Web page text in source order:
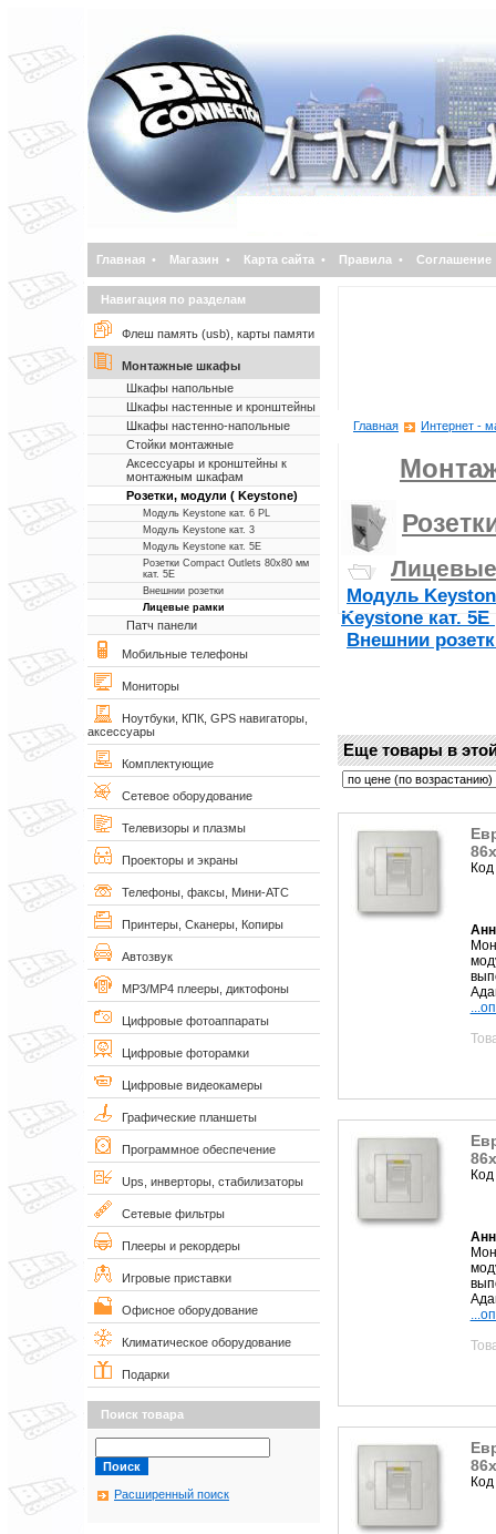
Главная • Магазин • Карта сайта • Правила • Соглашение
Навигация по разделам
Флеш память (usb), карты памяти
Монтажные шкафы
Шкафы напольные
Шкафы настенные и кронштейны
Шкафы настенно-напольные
Стойки монтажные
Аксессуары и кронштейны к
монтажным шкафам
Розетки, модули ( Keystone)
Модуль Keystone кат. 6 PL
Модуль Keystone кат. 3
Модуль Keystone кат. 5Е
Розетки Compact Outlets 80х80 мм
кат. 5Е
Внешнии розетки
Лицевые рамки
Патч панели
Мобильные телефоны
Мониторы
Ноутбуки, КПК, GPS навигаторы,
аксессуары
Комплектующие
Сетевое оборудование
Телевизоры и плазмы
Проекторы и экраны
Телефоны, факсы, Мини-АТС
Принтеры, Сканеры, Копиры
Автозвук
MP3/MP4 плееры, диктофоны
Цифровые фотоаппараты
Цифровые фоторамки
Цифровые видеокамеры
Графические планшеты
Программное обеспечение
Ups, инверторы, стабилизаторы
Сетевые фильтры
Плееры и рекордеры
Игровые приставки
Офисное оборудование
Климатическое оборудование
Подарки
Поиск товара
Расширенный поиск
Главная Интернет -
Модуль
Keystone кат. 5Е
Внешнии
Еще товары в